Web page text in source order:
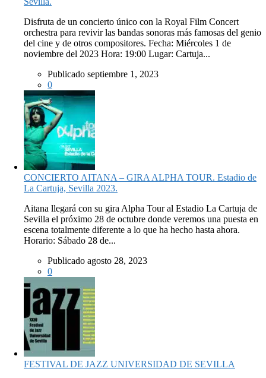
Disfruta de un concierto único con la Royal Film Concert
orchestra para revivir las bandas sonoras más famosas del genio
del cine y de otros compositores. Fecha: Miércoles 1 de
noviembre del 2023 Hora: 19:00 Lugar: Cartuja...
Publicado septiembre 1, 2023
0
CONCIERTO AITANA – GIRA ALPHA TOUR. Estadio de
La Cartuja, Sevilla 2023.
Aitana llegará con su gira Alpha Tour al Estadio La Cartuja de
Sevilla el próximo 28 de octubre donde veremos una puesta en
escena totalmente diferente a lo que ha hecho hasta ahora.
Horario: Sábado 28 de...
Publicado agosto 28, 2023
0
FESTIVAL DE JAZZ UNIVERSIDAD DE SEVILLA